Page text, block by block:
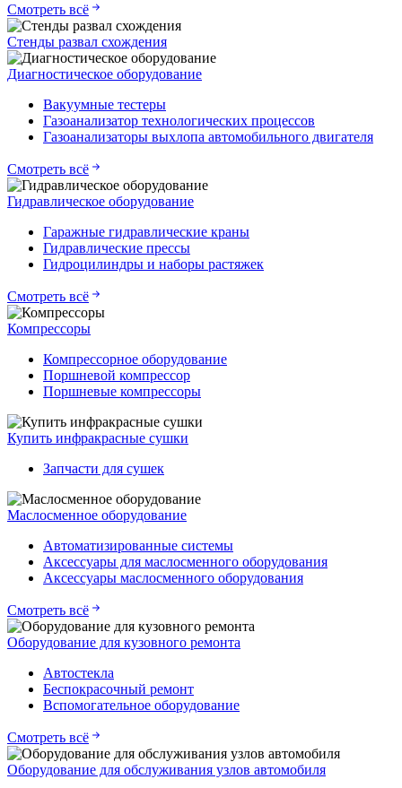
Смотреть всё
Стенды развал схождения
Диагностическое оборудование
Вакуумные тестеры
Газоанализатор технологических процессов
Газоанализаторы выхлопа автомобильного двигателя
Смотреть всё
Гидравлическое оборудование
Гаражные гидравлические краны
Гидравлические прессы
Гидроцилиндры и наборы растяжек
Смотреть всё
Компрессоры
Компрессорное оборудование
Поршневой компрессор
Поршневые компрессоры
Купить инфракрасные сушки
Запчасти для сушек
Маслосменное оборудование
Автоматизированные системы
Аксессуары для маслосменного оборудования
Аксессуары маслосменного оборудования
Смотреть всё
Оборудование для кузовного ремонта
Автостекла
Беспокрасочный ремонт
Вспомогательное оборудование
Смотреть всё
Оборудование для обслуживания узлов автомобиля